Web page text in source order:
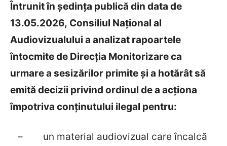
Întrunit în ședința publică din data de
13.05.2026, Consiliul Național al
Audiovizualului a analizat rapoartele
întocmite de Direcția Monitorizareca
urmare a sesizărilor primite și a hotărât să
emită decizii privind ordinul de a acționa
împotriva conținutului ilegal pentru:
– un material audiovizual care încalcă